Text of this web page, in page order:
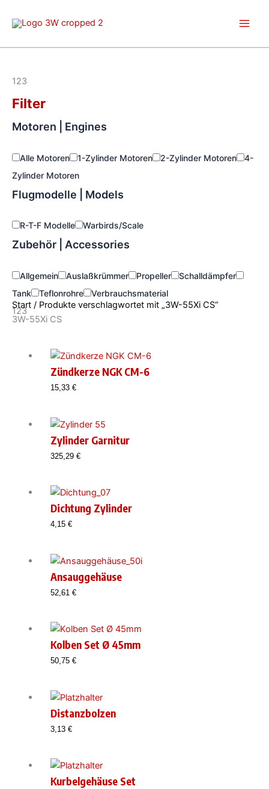
Inhalt
123
Filter
Motoren | Engines
Alle Motoren 1-Zylinder Motoren 2-Zylinder Motoren
4-
Zylinder Motoren
Flugmodelle | Models
R-T-F Modelle Warbirds/Scale
Zubehör | Accessories
Allgemein Auslaßkrümmer Propeller
Schalldämpfer
Tank
Teflonrohre Verbrauchsmaterial
123
Start / Produkte verschlagwortet mit „3W-55Xi CS“
3W-55Xi CS
Zündkerze NGK CM-6
15,33 €
Zylinder Garnitur
325,29 €
Dichtung Zylinder
4,15 €
Ansauggehäuse
52,61 €
Kolben Set Ø 45mm
50,75 €
Distanzbolzen
3,13 €
Kurbelgehäuse Set